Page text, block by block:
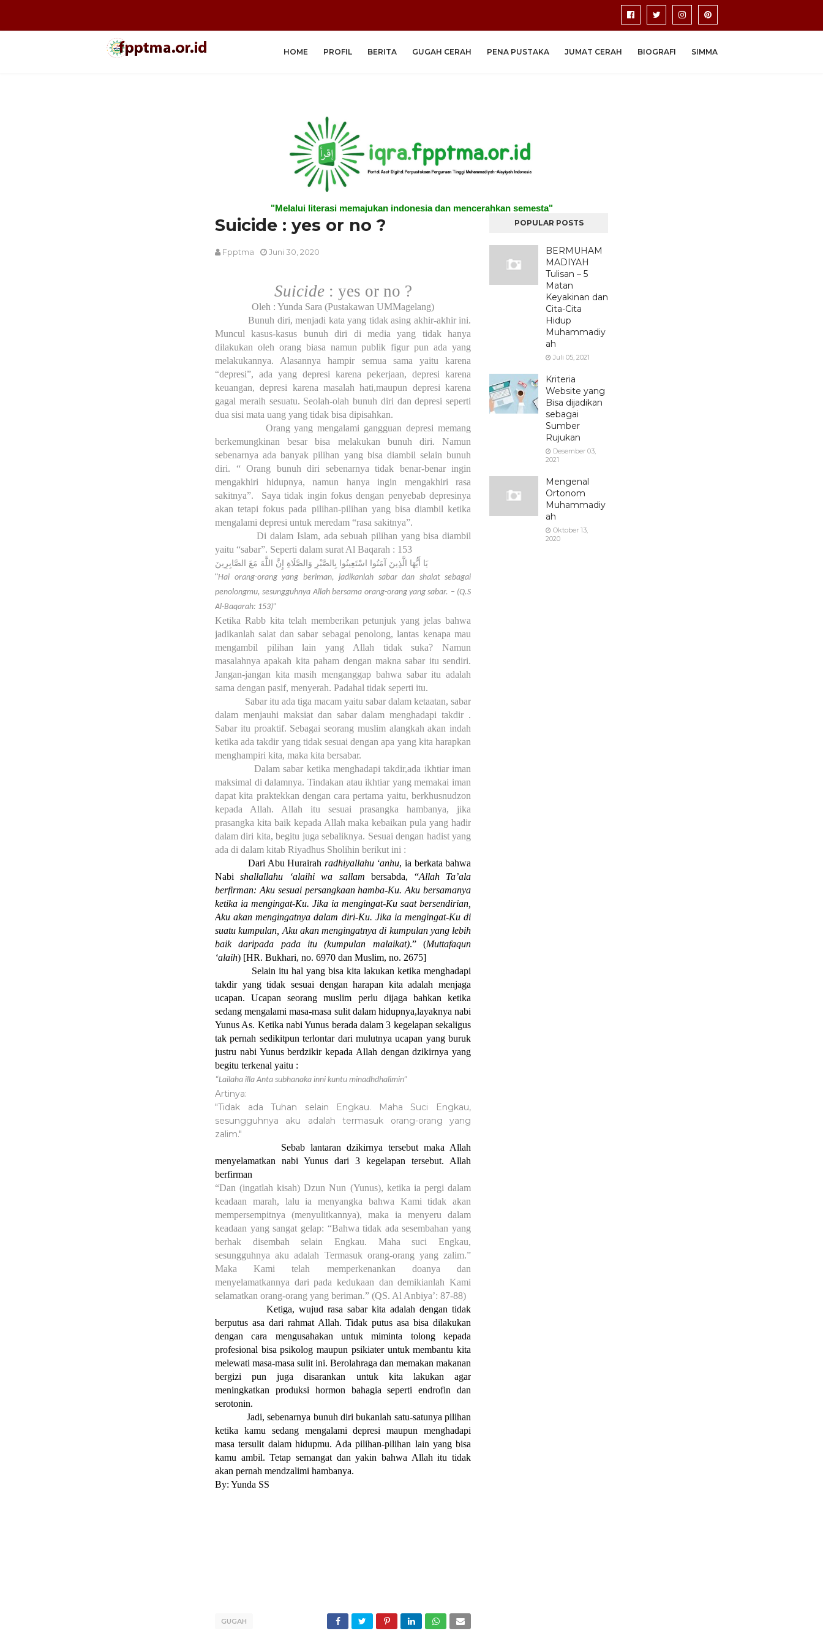
HOME PROFIL BERITA GUGAH CERAH PENA PUSTAKA JUMAT CERAH BIOGRAFI SIMMA
"Melalui literasi memajukan indonesia dan mencerahkan semesta"
Suicide : yes or no ?
Fpptma Juni 30, 2020
Suicide: yes or no ?
Oleh : Yunda Sara (Pustakawan UMMagelang)
Bunuh diri, menjadi kata yang tidak asing akhir-akhir ini.
Muncul kasus-kasus bunuh diri di media yang tidak hanya
dilakukan oleh orang biasa namun publik figur pun ada yang
melakukannya. Alasannya hampir semua sama yaitu karena
“depresi”, ada yang depresi karena pekerjaan, depresi karena
keuangan, depresi karena masalah hati,maupun depresi karena
gagal meraih sesuatu. Seolah-olah bunuh diri dan depresi seperti
dua sisi mata uang yang tidak bisa dipisahkan.
Orang yang mengalami gangguan depresi memang
berkemungkinan besar bisa melakukan bunuh diri. Namun
sebenarnya ada banyak pilihan yang bisa diambil selain bunuh
diri. “ Orang bunuh diri sebenarnya tidak benar-benar ingin
mengakhiri hidupnya, namun hanya ingin mengakhiri rasa
sakitnya”.
Saya tidak ingin fokus dengan penyebab depresinya
akan tetapi fokus pada pilihan-pilihan yang bisa diambil ketika
mengalami depresi untuk meredam “rasa sakitnya”.
Di dalam Islam, ada sebuah pilihan yang bisa diambil
yaitu “sabar”. Seperti dalam surat Al Baqarah : 153
يَا أَيُّهَا الَّذِينَ آمَنُوا اسْتَعِينُوا بِالصَّبْرِ وَالصَّلَاةِ إِنَّ اللَّهَ مَعَ الصَّابِرِينَ
“Hai orang-orang yang beriman, jadikanlah sabar dan shalat sebagai
penolongmu, sesungguhnya Allah bersama orang-orang yang sabar. – (Q.S
Al-Baqarah: 153)”
Ketika Rabb kita telah memberikan petunjuk yang jelas bahwa
jadikanlah salat dan sabar sebagai penolong, lantas kenapa mau
mengambil pilihan lain yang Allah tidak suka? Namun
masalahnya apakah kita paham dengan makna sabar itu sendiri.
Jangan-jangan kita masih menganggap bahwa sabar itu adalah
sama dengan pasif, menyerah. Padahal tidak seperti itu.
Sabar itu ada tiga macam yaitu sabar dalam ketaatan, sabar
dalam menjauhi maksiat dan sabar dalam menghadapi takdir .
Sabar itu proaktif. Sebagai seorang muslim alangkah akan indah
ketika ada takdir yang tidak sesuai dengan apa yang kita harapkan
menghampiri kita, maka kita bersabar.
Dalam sabar ketika menghadapi takdir,ada ikhtiar iman
maksimal di dalamnya. Tindakan atau ikhtiar yang memakai iman
dapat kita praktekkan dengan cara pertama yaitu, berkhusnudzon
kepada Allah. Allah itu sesuai prasangka hambanya, jika
prasangka kita baik kepada Allah maka kebaikan pula yang hadir
dalam diri kita, begitu juga sebaliknya. Sesuai dengan hadist yang
ada di dalam kitab Riyadhus Sholihin berikut ini :
Dari Abu Hurairah radhiyallahu ‘anhu, ia berkata bahwa
Nabishallallahu ‘alaihi wa sallambersabda, “Allah Ta’ala
berfirman: Aku sesuai persangkaan hamba-Ku. Aku bersamanya
ketika ia mengingat-Ku. Jika ia mengingat-Ku saat bersendirian,
Aku akan mengingatnya dalam diri-Ku. Jika ia mengingat-Ku di
suatu kumpulan, Aku akan mengingatnya di kumpulan yang lebih
baik daripada pada itu (kumpulan malaikat).” (Muttafaqun
‘alaih) [HR. Bukhari, no. 6970 dan Muslim, no. 2675]
Selain itu hal yang bisa kita lakukan ketika menghadapi
takdir yang tidak sesuai dengan harapan kita adalah menjaga
ucapan. Ucapan seorang muslim perlu dijaga bahkan ketika
sedang mengalami masa-masa sulit dalam hidupnya,layaknya nabi
Yunus As. Ketika nabi Yunus berada dalam 3 kegelapan sekaligus
tak pernah sedikitpun terlontar dari mulutnya ucapan yang buruk
justru nabi Yunus berdzikir kepada Allah dengan dzikirnya yang
begitu terkenal yaitu :
“Lailaha illa Anta subhanaka inni kuntu minadhdhalimin”
Artinya:
"Tidak ada Tuhan selain Engkau. Maha Suci Engkau,
sesungguhnya aku adalah termasuk orang-orang yang
zalim."
Sebab lantaran dzikirnya tersebut maka Allah
menyelamatkan nabi Yunus dari 3 kegelapan tersebut. Allah
berfirman
“Dan (ingatlah kisah) Dzun Nun (Yunus), ketika ia pergi dalam
keadaan marah, lalu ia menyangka bahwa Kami tidak akan
mempersempitnya (menyulitkannya), maka ia menyeru dalam
keadaan yang sangat gelap: “Bahwa tidak ada sesembahan yang
berhak disembah selain Engkau. Maha suci Engkau,
sesungguhnya aku adalah Termasuk orang-orang yang zalim.”
Maka Kami telah memperkenankan doanya dan
menyelamatkannya dari pada kedukaan dan demikianlah Kami
selamatkan orang-orang yang beriman.” (QS. Al Anbiya’: 87-88)
Ketiga, wujud rasa sabar kita adalah dengan tidak
berputus asa dari rahmat Allah. Tidak putus asa bisa dilakukan
dengan cara mengusahakan untuk miminta tolong kepada
profesional bisa psikolog maupun psikiater untuk membantu kita
melewati masa-masa sulit ini. Berolahraga dan memakan makanan
bergizi pun juga disarankan untuk kita lakukan agar
meningkatkan produksi hormon bahagia seperti endrofin dan
serotonin.
Jadi, sebenarnya bunuh diri bukanlah satu-satunya pilihan
ketika kamu sedang mengalami depresi maupun menghadapi
masa tersulit dalam hidupmu. Ada pilihan-pilihan lain yang bisa
kamu ambil. Tetap semangat dan yakin bahwa Allah itu tidak
akan pernah mendzalimi hambanya.
By: Yunda SS
GUGAH
POPULAR POSTS
BERMUHAM
MADIYAH
Tulisan – 5
Matan
Keyakinan dan
Cita-Cita
Hidup
Muhammadiy
ah
Juli 05, 2021
Kriteria
Website yang
Bisa dijadikan
sebagai
Sumber
Rujukan
Desember 03,
2021
Mengenal
Ortonom
Muhammadiy
ah
Oktober 13,
2020